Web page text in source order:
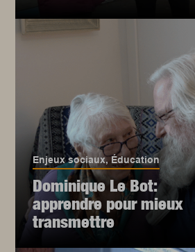
Enjeux sociaux,Éducation
Dominique Le Bot:
apprendre pour mieux
transmettre